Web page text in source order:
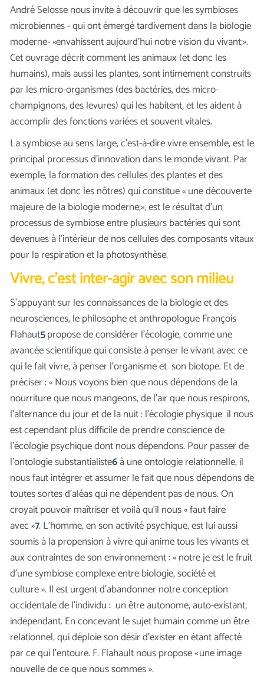
André Selosse nous invite à découvrir que les symbioses
microbiennes - qui ont émergé tardivement dans la biologie
moderne- «envahissent aujourd’hui notre vision du vivant;».
Cet ouvrage décrit comment les animaux (et donc les
humains), mais aussi les plantes, sont intimement construits
par les micro-organismes (des bactéries, des micro-
champignons, des levures) qui les habitent, et les aident à
accomplir des fonctions variées et souvent vitales.
La symbiose au sens large, c’est-à-dire vivre ensemble, est le
principal processus d’innovation dans le monde vivant. Par
exemple, la formation des cellules des plantes et des
animaux (et donc les nôtres) qui constitue « une découverte
majeure de la biologie moderne;», est le résultat d’un
processus de symbiose entre plusieurs bactéries qui sont
devenues à l’intérieur de nos cellules des composants vitaux
pour la respiration et la photosynthèse.
Vivre, c’est inter-agir avec son milieu
S’appuyant sur les connaissances de la biologie et des
neurosciences, le philosophe et anthropologue François
Flahaut5propose de considérer l’écologie, comme une
avancée scientifique qui consiste à penser le vivant avec ce
qui le fait vivre, à penser l’organisme et son biotope. Et de
préciser : « Nous voyons bien que nous dépendons de la
nourriture que nous mangeons, de l’air que nous respirons,
l’alternance du jour et de la nuit : l’écologie physique il nous
est cependant plus difficile de prendre conscience de
l’écologie psychique dont nous dépendons. Pour passer de
l’ontologie substantialiste6à une ontologie relationnelle, il
nous faut intégrer et assumer le fait que nous dépendons de
toutes sortes d’aléas qui ne dépendent pas de nous. On
croyait pouvoir maîtriser et voilà qu’il nous « faut faire
avec »7. L’homme, en son activité psychique, est lui aussi
soumis à la propension à vivre qui anime tous les vivants et
aux contraintes de son environnement : « notre je est le fruit
d’une symbiose complexe entre biologie, société et
culture ». Il est urgent d’abandonner notre conception
occidentale de l’individu : un être autonome, auto-existant,
indépendant. En concevant le sujet humain comme un être
relationnel, qui déploie son désir d’exister en étant affecté
par ce qui l’entoure. F. Flahault nous propose « une image
nouvelle de ce que nous sommes ».